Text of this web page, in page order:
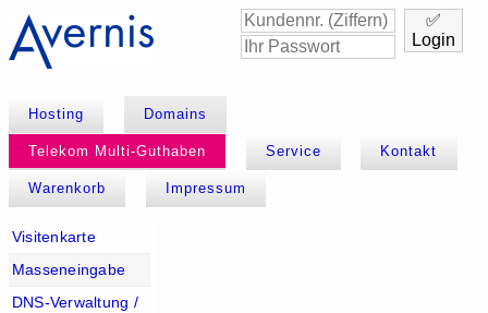
✅
Login
Hosting Domains
Telekom Multi-Guthaben Service Kontakt
Warenkorb Impressum
Visitenkarte
Masseneingabe
DNS-Verwaltung /